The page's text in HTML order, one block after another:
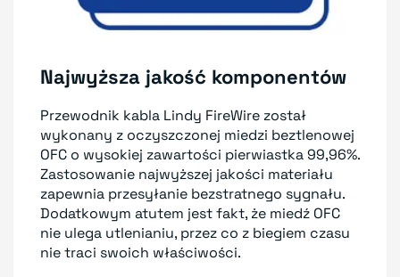
Najwyższa jakość komponentów
Przewodnik kabla Lindy FireWire został
wykonany z oczyszczonej miedzi beztlenowej
OFC o wysokiej zawartości pierwiastka 99,96%.
Zastosowanie najwyższej jakości materiału
zapewnia przesyłanie bezstratnego sygnału.
Dodatkowym atutem jest fakt, że miedź OFC
nie ulega utlenianiu, przez co z biegiem czasu
nie traci swoich właściwości.